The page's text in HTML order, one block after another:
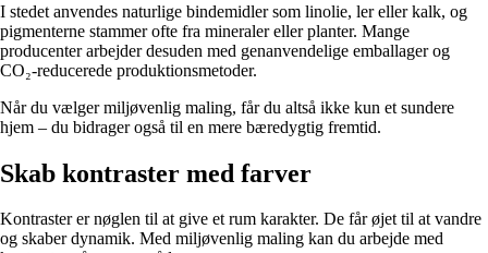
I stedet anvendes naturlige bindemidler som linolie, ler eller kalk, og
pigmenterne stammer ofte fra mineraler eller planter. Mange
producenter arbejder desuden med genanvendelige emballager og
CO₂-reducerede produktionsmetoder.
Når du vælger miljøvenlig maling, får du altså ikke kun et sundere
hjem – du bidrager også til en mere bæredygtig fremtid.
Skab kontraster med farver
Kontraster er nøglen til at give et rum karakter. De får øjet til at vandre
og skaber dynamik. Med miljøvenlig maling kan du arbejde med